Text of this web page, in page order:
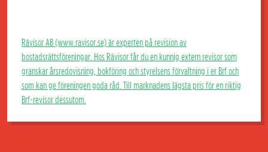
Rävisor AB (www.ravisor.se) är experten på revision av
bostadsrättsföreningar. Hos Rävisor får du en kunnig extern revisor som
granskar årsredovisning, bokföring och styrelsens förvaltning i er Brf och
som kan ge föreningen goda råd. Till marknadens lägsta pris för en riktig
Brf-revisor dessutom.